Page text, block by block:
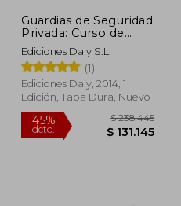
Guardias de Seguridad
Privada: Curso de
Seguridad y
Protección
Ediciones Daly S.L.
(1)
Ediciones Daly, 2014, 1
Edición, Tapa Dura, Nuevo